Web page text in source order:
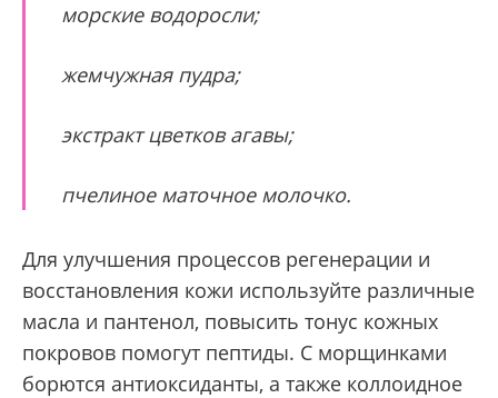
морские водоросли;
жемчужная пудра;
экстракт цветков агавы;
пчелиное маточное молочко.
Для улучшения процессов регенерации и
восстановления кожи используйте различные
масла и пантенол, повысить тонус кожных
покровов помогут пептиды. С морщинками
борются антиоксиданты, а также коллоидное